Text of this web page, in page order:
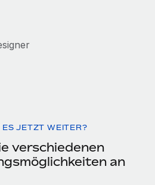
ES JETZT WEITER?
verschiedenen
an